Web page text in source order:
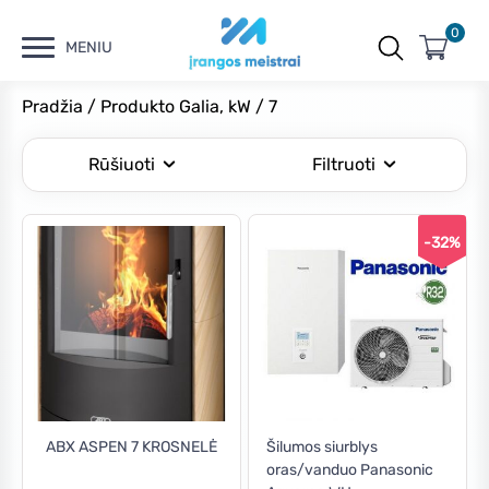
MENIU
0
Pradžia / Produkto Galia, kW / 7
Rūšiuoti Filtruoti
kaina
kaina
Kaina: €1,890 —€6,350
ABX ASPEN 7 KROSNELĖ
-32%
Šilumos siurblys
oras/vanduo Panasonic